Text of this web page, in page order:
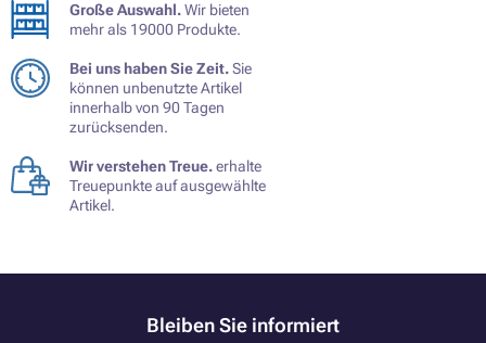
Große Auswahl.Wir bieten
mehr als 19000 Produkte.
Bei uns haben Sie Zeit.Sie
können unbenutzte Artikel
innerhalb von 90 Tagen
zurücksenden.
Wir verstehen Treue.erhalte
Treuepunkte auf ausgewählte
Artikel.
Bleiben Sie informiert